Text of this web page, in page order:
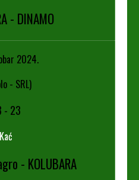
- DINAMO
2024.
- SRL)
- 23
Kać
- KOLUBARA